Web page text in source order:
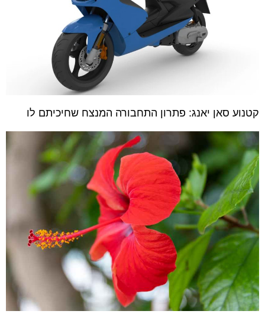
קטנוע סאן יאנג: פתרון התחבורה המנצח שחיכיתם לו